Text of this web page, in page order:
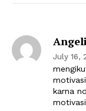
July 16,
karna